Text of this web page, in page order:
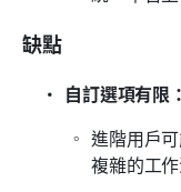
缺點
自訂選項有限：
進階用戶
複雜的工